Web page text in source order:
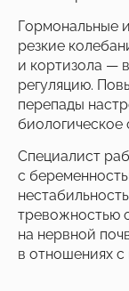
Гормональные
резкие
и кортизола —
регуляцию.
перепады
биологическое
Специалист
с
тревожностью
на нервной
в отношениях с